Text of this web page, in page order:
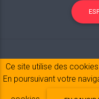
Ce site utilise des
En poursuivant votre